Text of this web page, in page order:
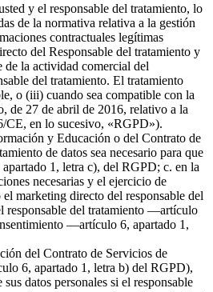
y el responsable del tratamiento, lo
de la normativa relativa a la gestión
contractuales legítimas
del Responsable del tratamiento y
de la actividad comercial del
del tratamiento. El tratamiento
o (iii) cuando sea compatible con la
de 27 de abril de 2016, relativo a la
CE, en lo sucesivo, «RGPD»).
y Educación o del Contrato de
de datos sea necesario para que
1, letra c), del RGPD; c. en la
necesarias y el ejercicio de
marketing directo del responsable del
responsable del tratamiento —artículo
—artículo 6, apartado 1,
del Contrato de Servicios de
6, apartado 1, letra b) del RGPD),
datos personales si el responsable